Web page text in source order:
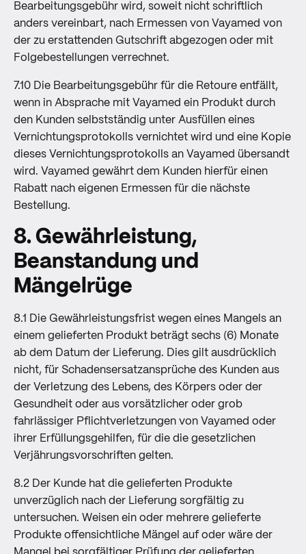
Bearbeitungsgebühr wird, soweit nicht schriftlich
anders vereinbart, nach Ermessen von Vayamed von
der zu erstattenden Gutschrift abgezogen oder mit
Folgebestellungen verrechnet.
7.10 Die Bearbeitungsgebühr für die Retoure entfällt,
wenn in Absprache mit Vayamed ein Produkt durch
den Kunden selbstständig unter Ausfüllen eines
Vernichtungsprotokolls vernichtet wird und eine Kopie
dieses Vernichtungsprotokolls an Vayamed übersandt
wird. Vayamed gewährt dem Kunden hierfür einen
Rabatt nach eigenen Ermessen für die nächste
Bestellung.
8. Gewährleistung,
Beanstandung und
Mängelrüge
8.1 Die Gewährleistungsfrist wegen eines Mangels an
einem gelieferten Produkt beträgt sechs (6) Monate
ab dem Datum der Lieferung. Dies gilt ausdrücklich
nicht, für Schadensersatzansprüche des Kunden aus
der Verletzung des Lebens, des Körpers oder der
Gesundheit oder aus vorsätzlicher oder grob
fahrlässiger Pflichtverletzungen von Vayamed oder
ihrer Erfüllungsgehilfen, für die die gesetzlichen
Verjährungsvorschriften gelten.
8.2 Der Kunde hat die gelieferten Produkte
unverzüglich nach der Lieferung sorgfältig zu
untersuchen. Weisen ein oder mehrere gelieferte
Produkte offensichtliche Mängel auf oder wäre der